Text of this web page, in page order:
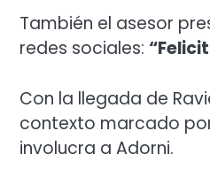
También el asesor
redes sociales:
Con la llegada de
contexto marcado
involucra a Adorni.